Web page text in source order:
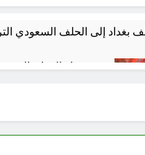
شعراء العراق الذين
خطب صلاة الجمعة (ح 22) (تمييز وخلافة بني البشر)